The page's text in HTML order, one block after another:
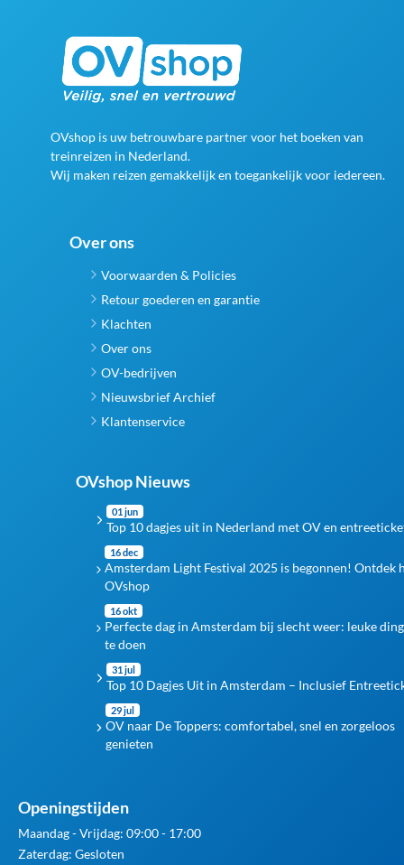
OVshop is uw betrouwbare partner voor het boeken van
treinreizen in Nederland.
Wij maken reizen gemakkelijk en toegankelijk voor iedereen.
Over ons
Voorwaarden & Policies
Retour goederen en garantie
Klachten
Over ons
OV-bedrijven
Nieuwsbrief Archief
Klantenservice
OVshop Nieuws
01 jun
Top 10 dagjes uit in Nederland met OV en
16 dec
Amsterdam Light Festival 2025 is begonnen! Ontdek
OVshop
16 okt
Perfecte dag in Amsterdam bij slecht weer: leuke
te doen
31 jul
Top 10 Dagjes Uit in Amsterdam – Inclusief
29 jul
OV naar De Toppers: comfortabel, snel en zorgeloos
genieten
Openingstijden
Maandag - Vrijdag: 09:00 - 17:00
Zaterdag: Gesloten